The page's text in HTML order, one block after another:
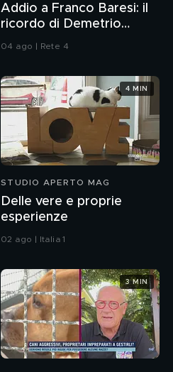
Addio a Franco Baresi: il
ricordo di Demetrio
Albertini, Clarence
04 ago | Rete 4
STUDIO APERTO MAG
Delle vere e proprie
esperienze
02 ago | Italia 1
4 MIN
3 MIN